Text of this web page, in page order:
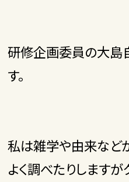
研修企画委員の大
す。
私は雑学や由来など
よく調べたりします